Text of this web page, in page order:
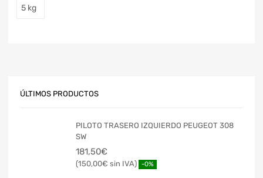
5 kg
ÚLTIMOS PRODUCTOS
PILOTO TRASERO IZQUIERDO PEUGEOT 308
SW
181,50€
150,00€ -0%